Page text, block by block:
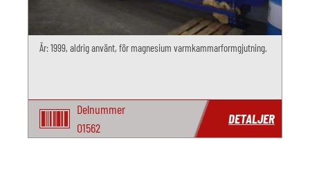
År: 1999, aldrig använt, för magnesium varmkammarformgjutning.
Delnummer
O1562
DETALJER